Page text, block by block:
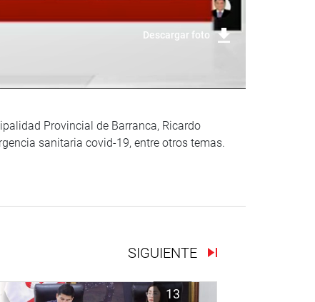
Descargar foto
Provincial de Barranca, Ricardo
sanitaria covid-19, entre otros temas.
SIGUIENTE
13